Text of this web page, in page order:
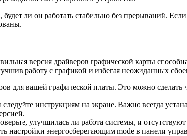
ли он работать стабильно без прерываний.
версия драйверов графической карты
работу с графикой и избегая неожиданных
для вашей графической платы. Это можно
инструкциям на экране. Важно всегда
улучшилась ли работа системы, и
настройки энергосберегающим mode в панели